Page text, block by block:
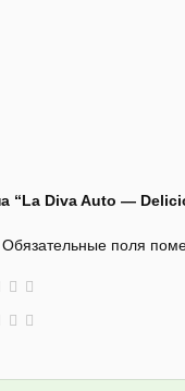
“La Diva Auto —
Обязательные поля